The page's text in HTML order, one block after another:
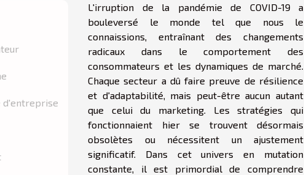
d'entreprise
L'irruption de la pandémie de COVID-19 a
bouleversé le monde tel que nous le
connaissions, entraînant des changements
radicaux dans le comportement des
consommateurs et les dynamiques de marché.
Chaque secteur a dû faire preuve de résilience
et d'adaptabilité, mais peut-être aucun autant
que celui du marketing. Les stratégies qui
fonctionnaient hier se trouvent désormais
obsolètes ou nécessitent un ajustement
significatif. Dans cet univers en mutation
constante, il est primordial de comprendre